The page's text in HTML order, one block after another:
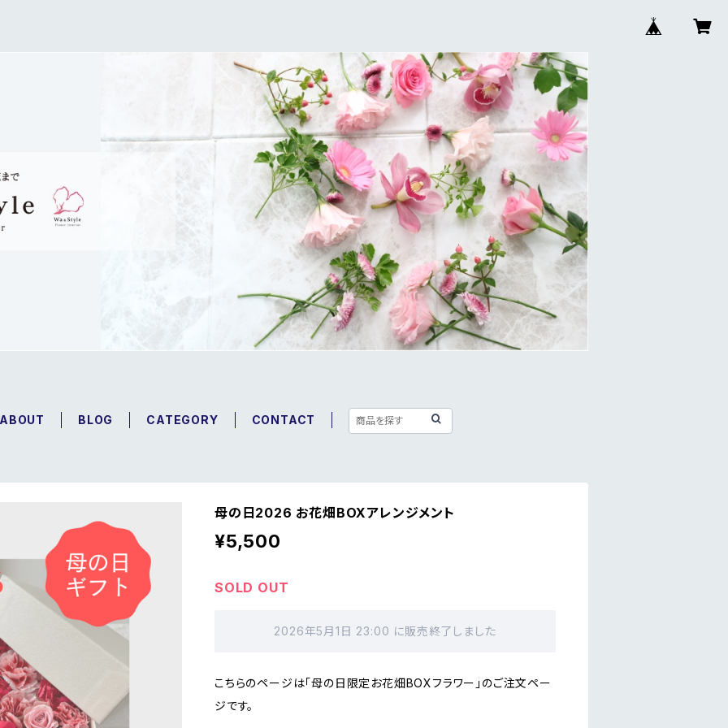
BLOG CATEGORY CONTACT
母の日2026 お花畑BOXアレンジメント
¥5,500
SOLD OUT
2026年5月1日 23:00 に販売終了しました
こちらのページは「母の日限定お花畑BOXフラワー」のご注文ペー
ジです。